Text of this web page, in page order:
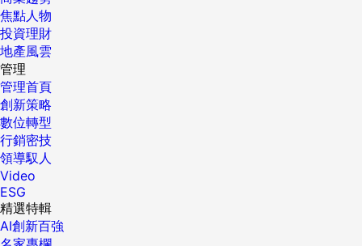
焦點人物
投資理財
地產風雲
管理
管理首頁
創新策略
數位轉型
行銷密技
領導馭人
Video
ESG
精選特輯
AI創新百強